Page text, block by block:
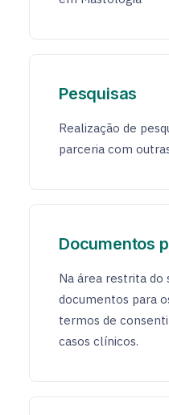
Pesquisas
Realização de
parceria com
Documentos
Na área restrita do
documentos para
termos de
casos clínicos.